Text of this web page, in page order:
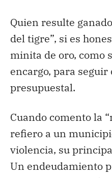
Quien resulte
del tigre”, si es
minita de oro, como
encargo, para
presupuestal.
Cuando comento la
refiero a un
violencia, su
Un endeudamiento